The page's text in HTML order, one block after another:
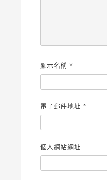
顯示名稱 *
電子郵件地址 *
個人網站網址